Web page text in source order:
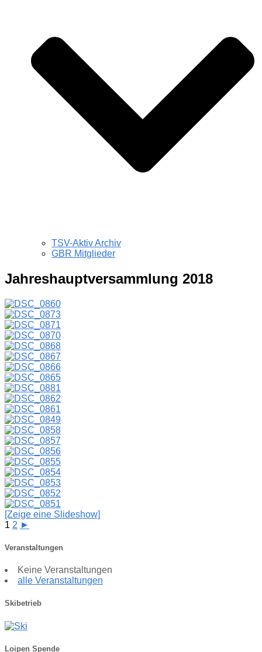
TSV-Aktiv Archiv
GBR Mitglieder
Jahreshauptversammlung 2018
[Zeige eine Slideshow]
1 2 ►
Veranstaltungen
Keine Veranstaltungen
alle Veranstaltungen
Skibetrieb
Loipen Spende